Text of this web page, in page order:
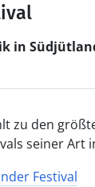
in
zu den
seiner Art
Festival